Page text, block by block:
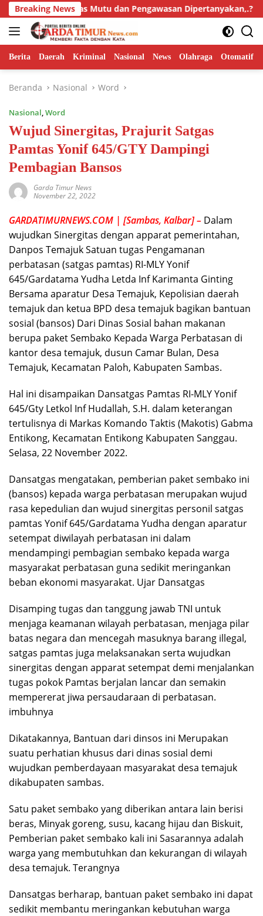
Langsung
ke
konten
Breaking News
Mutu dan Pengawasan Dipertanyakan,.? Isyu
Berita Daerah Kriminal Nasional News Olahraga Otomatif
Beranda Nasional Word
Nasional,Word
Wujud Sinergitas, Prajurit Satgas
Pamtas Yonif 645/GTY Dampingi
Pembagian Bansos
Garda Timur News
November 22, 2022
GARDATIMURNEWS.COM | [Sambas, Kalbar] – Dalam
wujudkan Sinergitas dengan apparat pemerintahan,
Danpos Temajuk Satuan tugas Pengamanan
perbatasan (satgas pamtas) RI-MLY Yonif
645/Gardatama Yudha Letda Inf Karimanta Ginting
Bersama aparatur Desa Temajuk, Kepolisian daerah
temajuk dan ketua BPD desa temajuk bagikan bantuan
sosial (bansos) Dari Dinas Sosial bahan makanan
berupa paket Sembako Kepada Warga Perbatasan di
kantor desa temajuk, dusun Camar Bulan, Desa
Temajuk, Kecamatan Paloh, Kabupaten Sambas.
Hal ini disampaikan Dansatgas Pamtas RI-MLY Yonif
645/Gty Letkol Inf Hudallah, S.H. dalam keterangan
tertulisnya di Markas Komando Taktis (Makotis) Gabma
Entikong, Kecamatan Entikong Kabupaten Sanggau.
Selasa, 22 November 2022.
Dansatgas mengatakan, pemberian paket sembako ini
(bansos) kepada warga perbatasan merupakan wujud
rasa kepedulian dan wujud sinergitas personil satgas
pamtas Yonif 645/Gardatama Yudha dengan aparatur
setempat diwilayah perbatasan ini dalam
mendampingi pembagian sembako kepada warga
masyarakat perbatasan guna sedikit meringankan
beban ekonomi masyarakat. Ujar Dansatgas
Disamping tugas dan tanggung jawab TNI untuk
menjaga keamanan wilayah perbatasan, menjaga pilar
batas negara dan mencegah masuknya barang illegal,
satgas pamtas juga melaksanakan serta wujudkan
sinergitas dengan apparat setempat demi menjalankan
tugas pokok Pamtas berjalan lancar dan semakin
mempererat jiwa persaudaraan di perbatasan.
imbuhnya
Dikatakannya, Bantuan dari dinsos ini Merupakan
suatu perhatian khusus dari dinas sosial demi
wujudkan pemberdayaan masyarakat desa temajuk
dikabupaten sambas.
Satu paket sembako yang diberikan antara lain berisi
beras, Minyak goreng, susu, kacang hijau dan Biskuit,
Pemberian paket sembako kali ini Sasarannya adalah
warga yang membutuhkan dan kekurangan di wilayah
desa temajuk. Terangnya
Dansatgas berharap, bantuan paket sembako ini dapat
sedikit membantu meringankan kebutuhan warga